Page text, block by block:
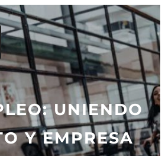
UNIENDO
Y EMPRESA